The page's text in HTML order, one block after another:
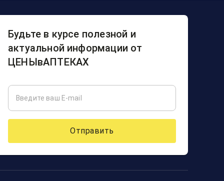
Будьте в курсе полезной и
актуальной информации от
ЦЕНЫвАПТЕКАХ
Отправить